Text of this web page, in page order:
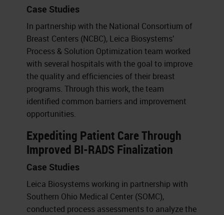
Case Studies
In partnership with the National Consortium of
Breast Centers (NCBC), Leica Biosystems’
Process & Solution Optimization team worked
with several hospitals with the goal to improve
the quality and efficiencies of their breast
programs. Through this work, the team
identified common barriers and improvement
opportunities.
Expediting Patient Care Through
Improved BI-RADS Finalization
Case Studies
Leica Biosystems working in partnership with
Southern Ohio Medical Center (SOMC),
conducted process assessments to analyze the